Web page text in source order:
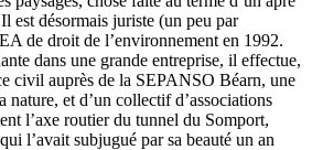
de
Bruneau Virginie
Jean
est désormais juriste (un peu par
de droit de l’environnement en 1992.
dans une grande entreprise, il effectue,
civil auprès de la SEPANSO Béarn, une
nature, et d’un collectif d’associations
l’axe routier du tunnel du Somport,
l’avait subjugué par sa beauté un an